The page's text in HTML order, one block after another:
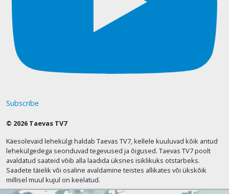
Subscribe
© 2026 Taevas TV7
Käesolevaid lehekülgi haldab Taevas TV7, kellele kuuluvad kõik antud
lehekülgedega seonduvad tegevused ja õigused. Taevas TV7 poolt
avaldatud saateid võib alla laadida üksnes isiklikuks otstarbeks.
Saadete täielik või osaline avaldamine teistes allikates või ükskõik
millisel muul kujul on keelatud.